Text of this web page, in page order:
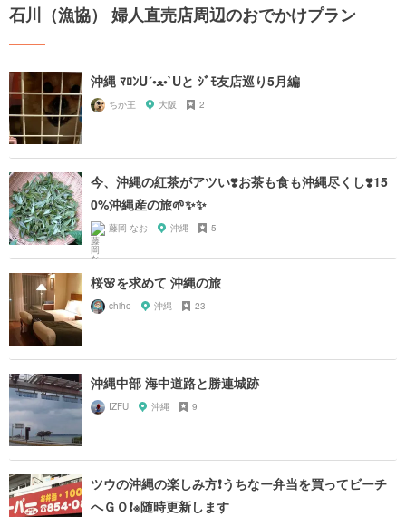
石川（漁協） 婦人直売店周辺のおでかけプラン
沖縄 ﾏﾛﾝU´•ﻌ•`Uと ｼﾞﾓ友店巡り5月編
ちか王 大阪 2
今、沖縄の紅茶がアツい❣️お茶も食も沖縄尽くし❣️15
0%沖縄産の旅🌱✨✨
藤岡 なお 沖縄 5
桜🌸を求めて 沖縄の旅
chiho 沖縄 23
沖縄中部 海中道路と勝連城跡
IZFU 沖縄 9
ツウの沖縄の楽しみ方❗️うちなー弁当を買ってビーチ
へＧＯ❗️※随時更新します